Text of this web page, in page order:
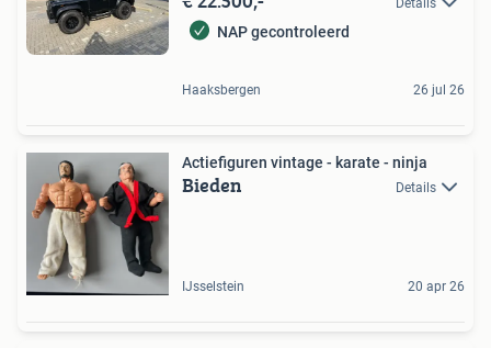
NAP gecontroleerd
Haaksbergen 26 jul 26
Actiefiguren vintage - karate - ninja
Bieden Details
IJsselstein 20 apr 26